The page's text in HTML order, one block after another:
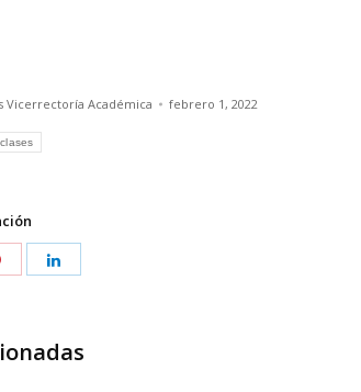
Vicerrectoría Académica febrero 1, 2022